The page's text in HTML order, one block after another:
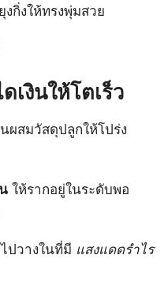
งกิ่งให้ทรงพุ่มสวย
งินให้โตเร็ว
ผสมวัสดุปลูกให้โปร่ง
ให้รากอยู่ในระดับพอ
ปวางในที่มี แสงแดดรำไร